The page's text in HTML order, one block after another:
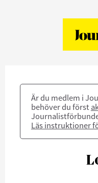
Är du medlem i
behöver du först
Läs instruktioner